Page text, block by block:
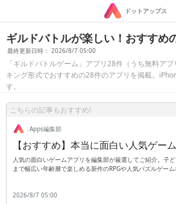
ドットアップス
ギルドバトルが楽しい！おすすめ
最終更新日時： 2026/8/7 05:00
「ギルドバトルゲーム」アプリ28件（うち無料ア
キング形式でおすすめの28件のアプリを掲載。
す。
こちらの記事もおすすめ!
.Apps編集部
【おすすめ】本当に面白い人気ゲー
人気の面白いゲームアプリを編集部が厳選してご紹介。子
まで幅広い年齢層で楽しめる新作のRPGや人気パズルゲーム
2026/8/7 05:00